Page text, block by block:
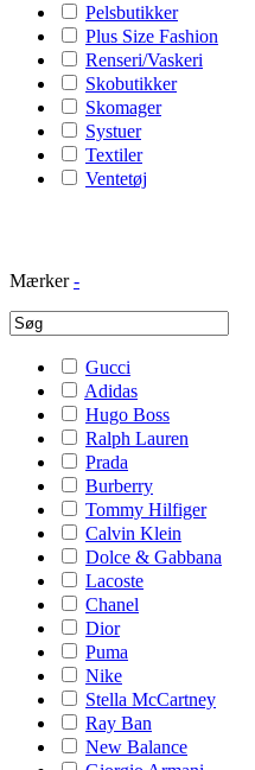
Pelsbutikker
Plus Size Fashion
Renseri/Vaskeri
Skobutikker
Skomager
Systuer
Textiler
Ventetøj
Mærker -
Gucci
Adidas
Hugo Boss
Ralph Lauren
Prada
Burberry
Tommy Hilfiger
Calvin Klein
Dolce & Gabbana
Lacoste
Chanel
Dior
Puma
Nike
Stella McCartney
Ray Ban
New Balance